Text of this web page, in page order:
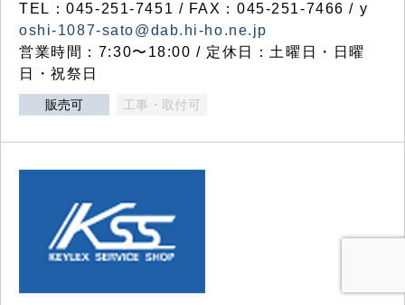
TEL：045-251-7451 / FAX：045-251-7466 / y
oshi-1087-sato@dab.hi-ho.ne.jp
営業時間：7:30〜18:00 / 定休日：土曜日・日曜
日・祝祭日
販売可 工事・取付可